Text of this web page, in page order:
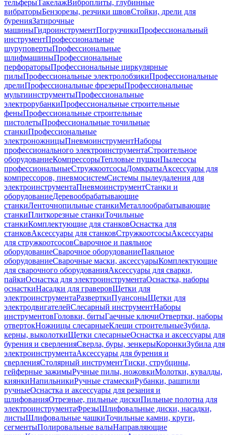
тельферыТакелажВиброплиты, глубинные
вибраторыБензорезы, резчики швовСтойки, дрели для
буренияЗатирочные
машиныГидроинструментПогрузчикиПрофессиональный
инструментПрофессиональные
шуруповертыПрофессиональные
шлифмашиныПрофессиональные
перфораторыПрофессиональные циркулярные
пилыПрофессиональные электролобзикиПрофессиональные
дрелиПрофессиональные фрезерыПрофессиональные
мультиинструментыПрофессиональные
электрорубанкиПрофессиональные строительные
феныПрофессиональные строительные
пистолетыПрофессиональные точильные
станкиПрофессиональные
электроножницыПневмоинструментНаборы
профессионального электроинструментаСтроительное
оборудованиеКомпрессорыТепловые пушкиПылесосы
профессиональныеСтружкоотсосыДомкратыАксессуары для
компрессоров, пневмосистемСистемы пылеудаления для
электроинструментаПневмоинструментСтанки и
оборудованиеДеревообрабатывающие
станкиЛенточнопильные станкиМеталлообрабатывающие
станкиПлиткорезные станкиТочильные
станкиКомплектующие для станковОснастка для
станковАксессуары для станковСтружкоотсосыАксессуары
для стружкоотсосовСварочное и паяльное
оборудованиеСварочное оборудованиеПаяльное
оборудованиеСварочные маски, аксессуарыКомплектующие
для сварочного оборудованияАксессуары для сварки,
пайкиОснастка для электроинструментаОснастка, наборы
оснасткиНасадки для граверовЩетки для
электроинструментаРазверткиПуансоныЩетки для
электродвигателейСлесарный инструментНаборы
инструментовГоловки, битыГаечные ключиОтвертки, наборы
отвертокНожницы слесарныеКлещи строительныеЗубила,
керны, выколоткиЩетки слесарныеОснастка и аксессуары для
бурения и сверленияСверла, буры, зенкерыКоронкиЗубила для
электроинструментаАксессуары для бурения и
сверленияСтолярный инструментТиски, струбцины,
гейферные зажимыРучные пилы, ножовкиМолотки, кувалды,
киянкиНапильникиРучные стамескиРубанки, рашпили
ручныеОснастка и аксессуары для резания и
шлифованияОтрезные, пильные дискиПильные полотна для
электроинструментаФрезыШлифовальные диски, насадки,
листыШлифовальные чашкиТочильные камни, круги,
сегментыПолировальные валыНаправляющие